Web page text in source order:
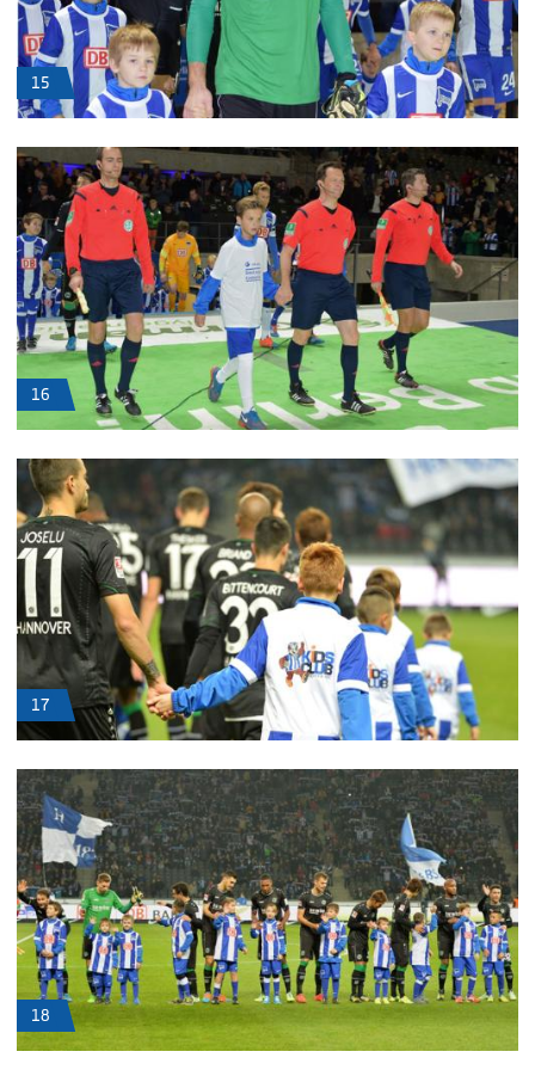
15
16
17
18